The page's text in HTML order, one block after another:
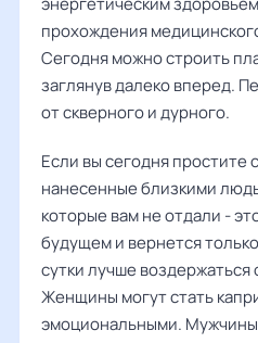
прохождения
Сегодня можно строить
заглянув далеко вперед.
от скверного и дурного.
Если вы сегодня простите
нанесенные близкими
которые вам не отдали -
будущем и вернется
сутки лучше воздержаться
Женщины могут стать
эмоциональными.